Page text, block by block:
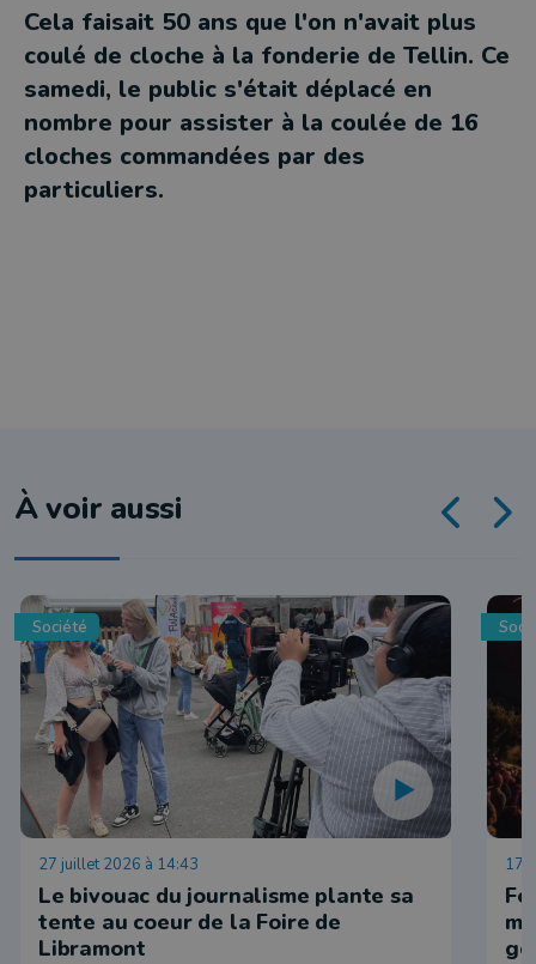
Cela faisait 50 ans que l'on n'avait plus
coulé de cloche à la fonderie de Tellin. Ce
samedi, le public s'était déplacé en
nombre pour assister à la coulée de 16
cloches commandées par des
particuliers.
À voir aussi
Société
27 juillet 2026 à 14:43
Le bivouac du journalisme plante sa
tente au coeur de la Foire de
Libramont
17